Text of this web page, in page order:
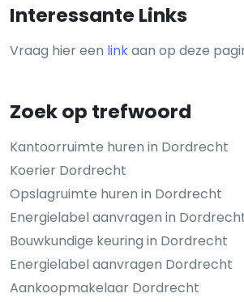
Interessante Links
Vraag hier een linkaan op deze
Zoek op trefwoord
Kantoorruimte huren in Dordrecht
Koerier Dordrecht
Opslagruimte huren in Dordrecht
Energielabel aanvragen in
Bouwkundige keuring in Dordrecht
Energielabel aanvragen Dordrecht
Aankoopmakelaar Dordrecht